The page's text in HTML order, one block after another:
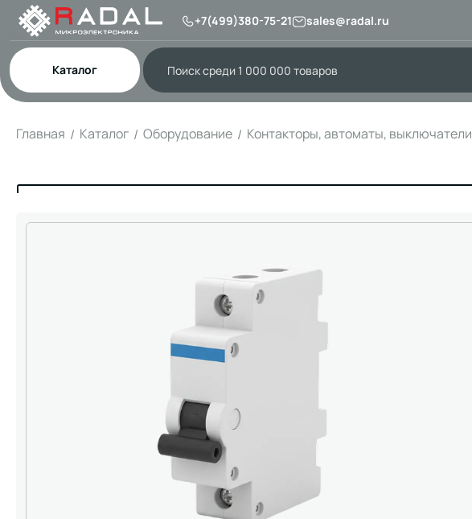
+7(499)380-75-21 sales@radal.ru
Каталог
Главная Каталог Оборудование Контакторы, автоматы, выключатели